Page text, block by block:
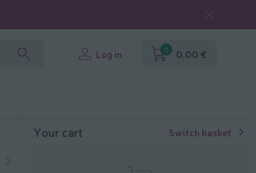
Log in 0 0,00 €
Your cart Switch basket